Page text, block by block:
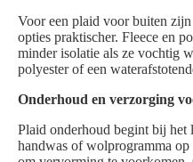
Voor een plaid voor buiten
opties praktischer. Fleece en
minder isolatie als ze vochtig
polyester of een
Onderhoud en verzorging
Plaid onderhoud begint bij het
handwas of wolprogramma op